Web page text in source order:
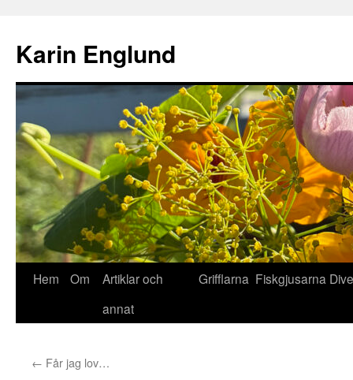
innehåll
Karin Englund
Hem Om
Artiklar och
annat
Grifflarna Fiskgjusarna
← Får jag lov…